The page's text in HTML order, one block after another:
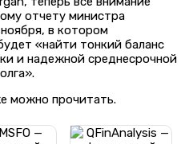
отчету министра
в котором
«найти тонкий баланс
и надежной среднесрочной
можно прочитать.